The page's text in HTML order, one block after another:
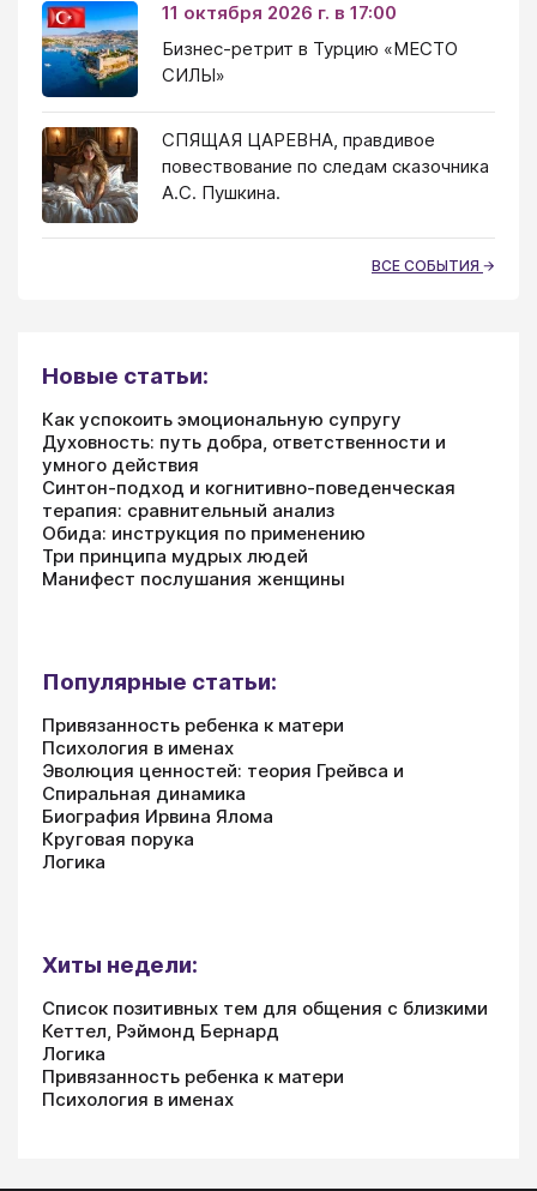
11 октября 2026 г. в 17:00
Бизнес-ретрит в Турцию «МЕСТО
СИЛЫ»
СПЯЩАЯ ЦАРЕВНА, правдивое
повествование по следам сказочника
А.С. Пушкина.
ВСЕ СОБЫТИЯ
Новые статьи:
Как успокоить эмоциональную супругу
Духовность: путь добра, ответственности и
умного действия
Синтон-подход и когнитивно-поведенческая
терапия: сравнительный анализ
Обида: инструкция по применению
Три принципа мудрых людей
Манифест послушания женщины
Популярные статьи:
Привязанность ребенка к матери
Психология в именах
Эволюция ценностей: теория Грейвса и
Спиральная динамика
Биография Ирвина Ялома
Круговая порука
Логика
Хиты недели:
Список позитивных тем для общения с близкими
Кеттел, Рэймонд Бернард
Логика
Привязанность ребенка к матери
Психология в именах